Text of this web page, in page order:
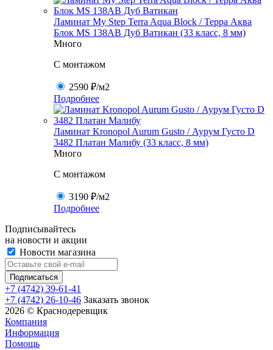
Ламинат My Step Terra Aqua Block / Терра Аква
Блок MS 138AB Дуб Ватикан (33 класс, 8 мм)
Много
C монтажом
2590 ₽/м2
Подробнее
Ламинат Kronopol Aurum Gusto / Аурум Густо D
3482 Платан Малибу (33 класс, 8 мм)
Много
C монтажом
3190 ₽/м2
Подробнее
Подписывайтесь
на новости и акции
Новости магазина
+7 (4742) 39-61-41
+7 (4742) 26-10-46 Заказать звонок
2026 © Краснодеревщик
Компания
Информация
Помощь